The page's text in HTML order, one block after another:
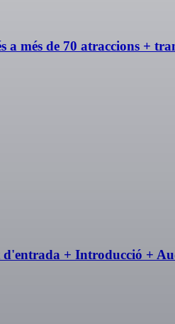
a més de 70 atraccions +
+ Introducció +